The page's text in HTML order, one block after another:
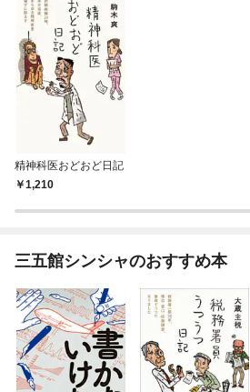
かるようになりますか？」 【発行】三五館シ
ト出版著者について駒木爽（こまき・そう）
後、外科医を志すも挫折し、精神科医の道へ
っかけに自らもアルコール依存を経験。現在
病院に勤務。救急の最前線であらゆる精神疾
ある。
精神科医おどおど日記
1,210
三五館シンシャのおすすめ本